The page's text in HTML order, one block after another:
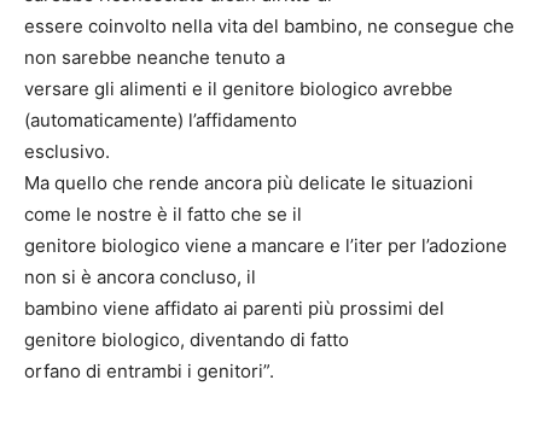
essere coinvolto nella vita del bambino, ne consegue che
non sarebbe neanche tenuto a
versare gli alimenti e il genitore biologico avrebbe
(automaticamente) l’affidamento
esclusivo.
Ma quello che rende ancora più delicate le situazioni
come le nostre è il fatto che se il
genitore biologico viene a mancare e l’iter per l’adozione
non si è ancora concluso, il
bambino viene affidato ai parenti più prossimi del
genitore biologico, diventando di fatto
orfano di entrambi i genitori”.